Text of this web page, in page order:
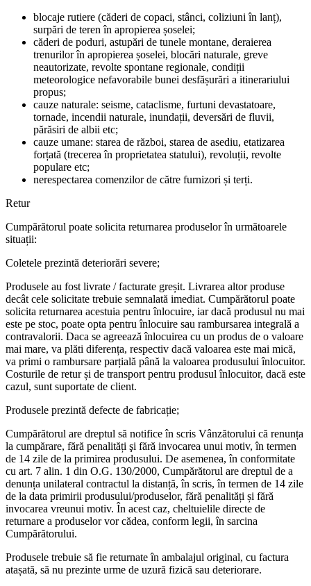
blocaje rutiere (căderi de copaci, stânci, coliziuni în lanț),
surpări de teren în apropierea șoselei;
căderi de poduri, astupări de tunele montane, deraierea
trenurilor în apropierea șoselei, blocări naturale, greve
neautorizate, revolte spontane regionale, condiții
meteorologice nefavorabile bunei desfășurări a itinerariului
propus;
cauze naturale: seisme, cataclisme, furtuni devastatoare,
tornade, incendii naturale, inundații, deversări de fluvii,
părăsiri de albii etc;
cauze umane: starea de război, starea de asediu, etatizarea
forțată (trecerea în proprietatea statului), revoluții, revolte
populare etc;
nerespectarea comenzilor de către furnizori și terți.
Retur
Cumpărătorul poate solicita returnarea produselor în următoarele
situații:
Coletele prezintă deteriorări severe;
Produsele au fost livrate / facturate greșit. Livrarea altor produse
decât cele solicitate trebuie semnalată imediat. Cumpărătorul poate
solicita returnarea acestuia pentru înlocuire, iar dacă produsul nu mai
este pe stoc, poate opta pentru înlocuire sau rambursarea integrală a
contravalorii. Daca se agreează înlocuirea cu un produs de o valoare
mai mare, va plăti diferența, respectiv dacă valoarea este mai mică,
va primi o rambursare parțială până la valoarea produsului înlocuitor.
Costurile de retur și de transport pentru produsul înlocuitor, dacă este
cazul, sunt suportate de client.
Produsele prezintă defecte de fabricație;
Cumpărătorul are dreptul să notifice în scris Vânzătorului că renunța
la cumpărare, fără penalități şi fără invocarea unui motiv, în termen
de 14 zile de la primirea produsului. De asemenea, în conformitate
cu art. 7 alin. 1 din O.G. 130/2000, Cumpărătorul are dreptul de a
denunța unilateral contractul la distanță, în scris, în termen de 14 zile
de la data primirii produsului/produselor, fără penalități și fără
invocarea vreunui motiv. În acest caz, cheltuielile directe de
returnare a produselor vor cădea, conform legii, în sarcina
Cumpărătorului.
Produsele trebuie să fie returnate în ambalajul original, cu factura
atașată, să nu prezinte urme de uzură fizică sau deteriorare.